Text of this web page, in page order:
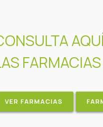
VER FARMACIAS